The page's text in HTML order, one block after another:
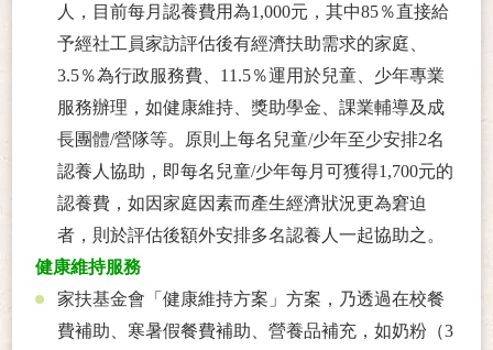
人，目前每月認養費用為1,000元，其中85％直接給
予經社工員家訪評估後有經濟扶助需求的家庭、
3.5％為行政服務費、11.5％運用於兒童、少年專業
服務辦理，如健康維持、獎助學金、課業輔導及成
長團體/營隊等。原則上每名兒童/少年至少安排2名
認養人協助，即每名兒童/少年每月可獲得1,700元的
認養費，如因家庭因素而產生經濟狀況更為窘迫
者，則於評估後額外安排多名認養人一起協助之。
健康維持服務
家扶基金會「健康維持方案」方案，乃透過在校餐
費補助、寒暑假餐費補助、營養品補充，如奶粉（3